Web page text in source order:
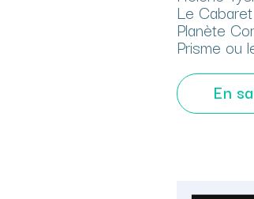
Le
Planète
Prisme ou
En